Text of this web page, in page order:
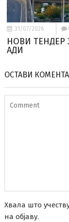
31/07/2026
НОВИ ТЕНДЕР
АДИ
ОСТАВИ
Хвала што
на објаву.